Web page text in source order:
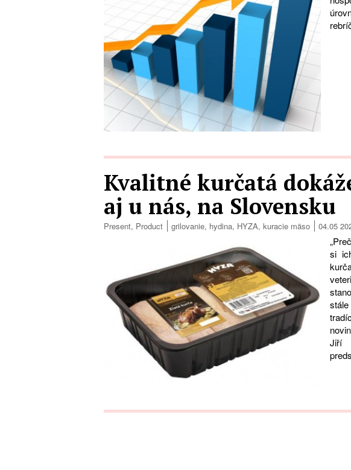
Kvalitné kurčatá
aj u nás, na Slovensku
Present, Product grilovanie, hydina, HYZA, kuracie mäso 04.05
si
Jiří